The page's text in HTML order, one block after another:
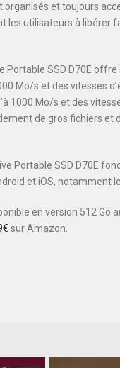
et toujours
utilisateurs à libérer
Portable SSD D70E
Mo/s et des vitesses
1000 Mo/s et des
de gros fichiers et
Portable SSD D70E
et iOS, notamment
en version 512 Go
sur Amazon.